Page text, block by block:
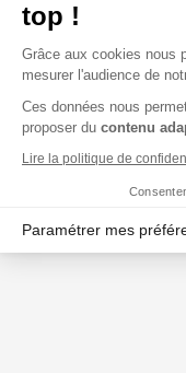
top !
Grâce aux cookies nous
mesurer l'audience de
Ces données nous
proposer du contenu
Lire la politique de
Paramétrer mes